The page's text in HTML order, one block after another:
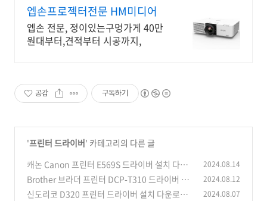
엡손프로젝터전문 HM미디어
엡손 전문, 정이있는구멍가게 40만
원대부터,견적부터 시공까지,
공감 구독하기
'프린터 드라이버' 카테고리의 다른 글
캐논 Canon 프린터 E569S 드라이버 설치 다운
로드 (0)
2024.08.14
Brother 브라더 프린터 DCP-T310 드라이버 설
치 다운로드 (0)
2024.08.12
신도리코 D320 프린터 드라이버 설치 다운로드 2024.08.07